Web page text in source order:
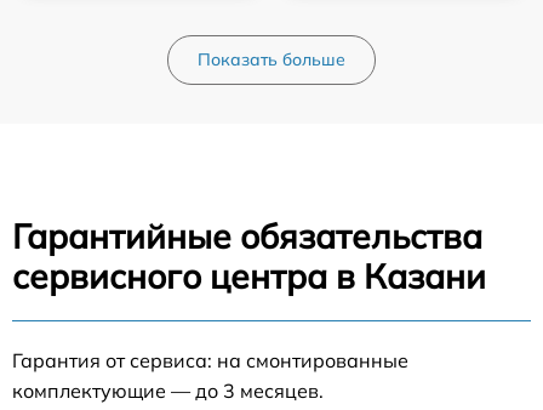
Показать больше
Гарантийные обязательства
сервисного центра в Казани
Гарантия от сервиса: на смонтированные
комплектующие — до 3 месяцев.